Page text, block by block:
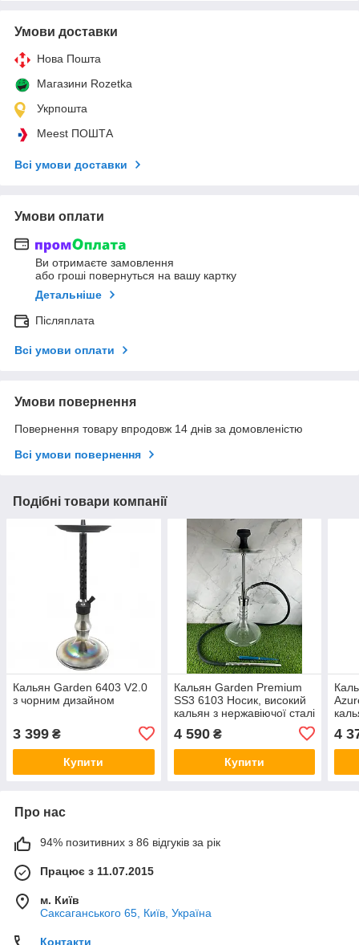
Умови доставки
Нова Пошта
Магазини Rozetka
Укрпошта
Meest ПОШТА
Всі умови доставки
Умови оплати
Ви отримаєте замовлення
або гроші повернуться на вашу картку
Детальніше
Післяплата
Всі умови оплати
Умови повернення
Повернення товару впродовж 14 днів за домовленістю
Всі умови повернення
Подібні товари компанії
Кальян Garden 6403 V2.0
з чорним дизайном
3 399 ₴
Купити
Кальян Garden Premium
SS3 6103 Носик, високий
кальян з нержавіючої сталі
4 590₴
Купити
4
Про нас
94% позитивних з 86 відгуків за рік
Працює з 11.07.2015
м. Київ
Саксаганського 65, Київ, Україна
Контакти